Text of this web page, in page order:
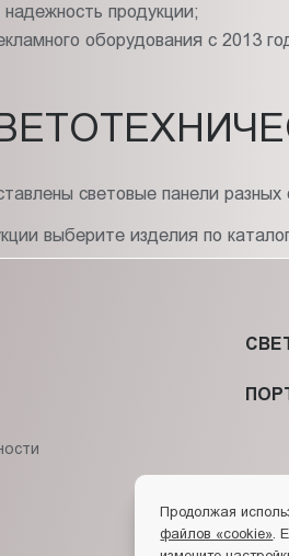
продукции;
оборудования с 2013
световые панели
выберите изделия по
Продолжая
файлов «cookie» .